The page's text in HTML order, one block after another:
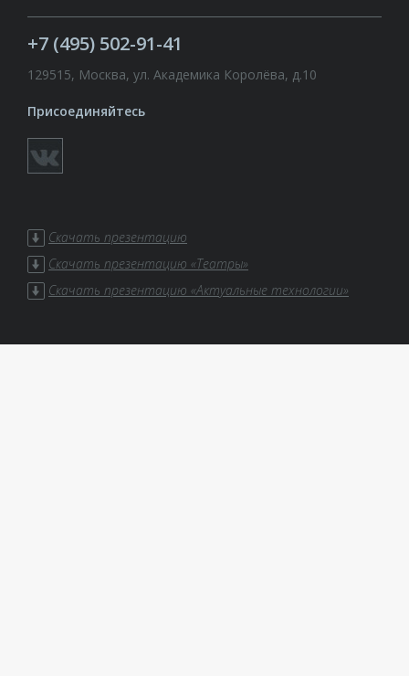
+7 (495) 502-91-41
129515, Москва, ул. Академика Королёва, д.10
Присоединяйтесь
Скачать презентацию
Скачать презентацию «Театры»
Скачать презентацию «Актуальные технологии»